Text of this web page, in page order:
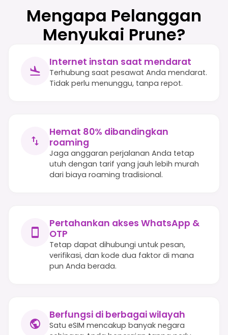
Mengapa Pelanggan
Menyukai Prune?
Internet instan saat mendarat
Terhubung saat pesawat Anda mendarat.
Tidak perlu menunggu, tanpa repot.
Hemat 80% dibandingkan
roaming
Jaga anggaran perjalanan Anda tetap
utuh dengan tarif yang jauh lebih murah
dari biaya roaming tradisional.
Pertahankan akses WhatsApp &
OTP
Tetap dapat dihubungi untuk pesan,
verifikasi, dan kode dua faktor di mana
pun Anda berada.
Berfungsi di berbagai wilayah
Satu eSIM mencakup banyak negara